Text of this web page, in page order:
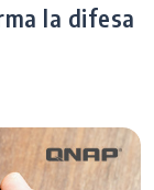
la difesa